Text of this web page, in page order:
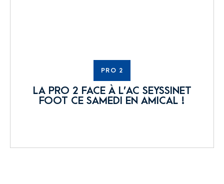
PRO 2
LA PRO 2 FACE À L’AC SEYSSINET
FOOT CE SAMEDI EN AMICAL !